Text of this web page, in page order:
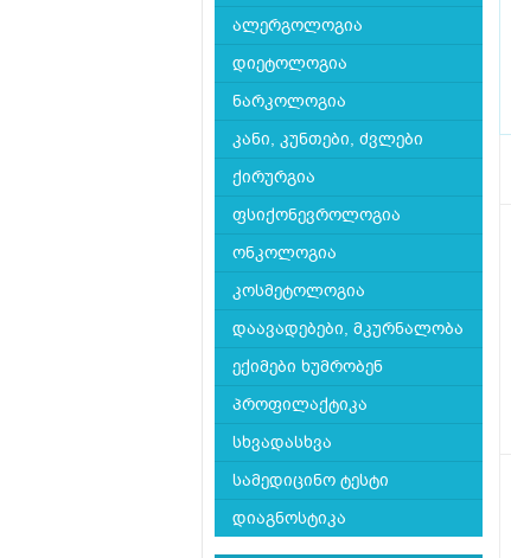
ალერგოლოგია
დიეტოლოგია
ნარკოლოგია
კანი, კუნთები, ძვლები
ქირურგია
ფსიქონევროლოგია
ონკოლოგია
კოსმეტოლოგია
დაავადებები, მკურნალობა
ექიმები ხუმრობენ
პროფილაქტიკა
სხვადასხვა
სამედიცინო ტესტი
დიაგნოსტიკა